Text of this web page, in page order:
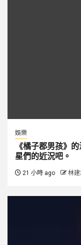
娛樂
《橘子郡男孩》
星們的近況吧。
21 小時 ago 林